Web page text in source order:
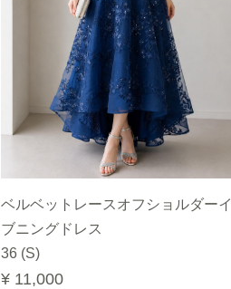
ベルベットレースオフショルダーイ
ブニングドレス
36 (S)
¥ 11,000